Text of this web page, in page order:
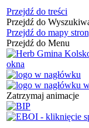
Przejdź do treści
Przejdź do
Przejdź do mapy
Przejdź do Menu
Zatrzymaj animacje